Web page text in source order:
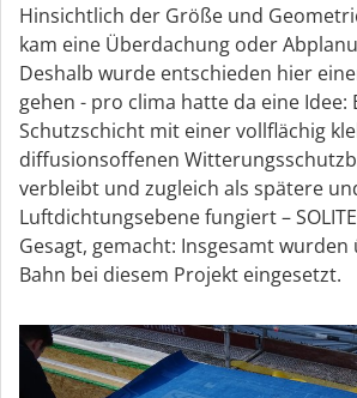
Hinsichtlich der Größe und
kam eine Überdachung oder
Deshalb wurde entschieden hier
gehen - pro clima hatte da eine Idee:
Schutzschicht mit einer vollflächig
diffusionsoffenen
verbleibt und zugleich als spätere
Luftdichtungsebene fungiert –
Gesagt, gemacht: Insgesamt wurden
Bahn bei diesem Projekt eingesetzt.